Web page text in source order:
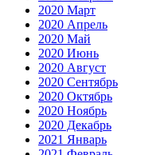
2020 Март
2020 Апрель
2020 Май
2020 Июнь
2020 Август
2020 Сентябрь
2020 Октябрь
2020 Ноябрь
2020 Декабрь
2021 Январь